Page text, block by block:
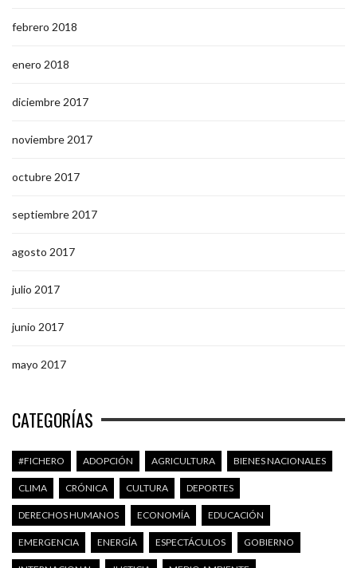
febrero 2018
enero 2018
diciembre 2017
noviembre 2017
octubre 2017
septiembre 2017
agosto 2017
julio 2017
junio 2017
mayo 2017
CATEGORÍAS
#FICHERO ADOPCIÓN AGRICULTURA BIENES NACIONALES
CLIMA CRÓNICA CULTURA DEPORTES
DERECHOS HUMANOS ECONOMÍA EDUCACIÓN
EMERGENCIA ENERGÍA ESPECTÁCULOS GOBIERNO